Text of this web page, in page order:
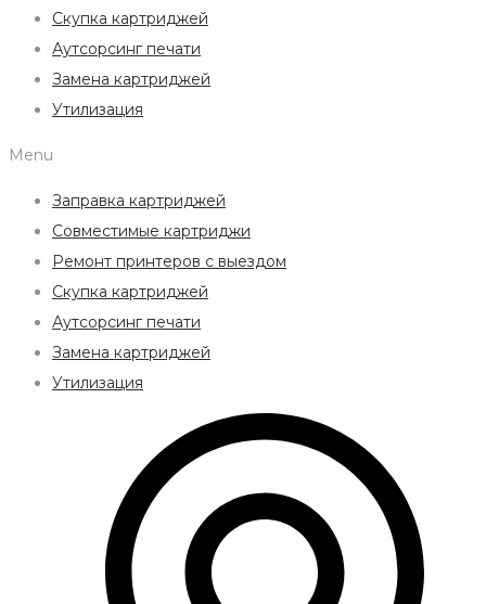
Скупка картриджей
Аутсорсинг печати
Замена картриджей
Утилизация
Menu
Заправка картриджей
Совместимые картриджи
Ремонт принтеров с выездом
Скупка картриджей
Аутсорсинг печати
Замена картриджей
Утилизация